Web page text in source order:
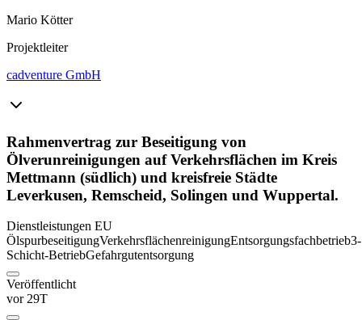
Mario Kötter
Projektleiter
cadventure GmbH
Rahmenvertrag zur Beseitigung von
Ölverunreinigungen auf Verkehrsflächen im Kreis
Mettmann (südlich) und kreisfreie Städte
Leverkusen, Remscheid, Solingen und Wuppertal.
Dienstleistungen EU
ÖlspurbeseitigungVerkehrsflächenreinigungEntsorgungsfachbetrieb3-
Schicht-BetriebGefahrgutentsorgung
Veröffentlicht
vor 29T